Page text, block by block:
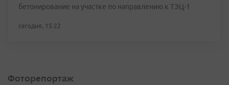
бетонирование на участке по направлению к ТЭЦ-1
сегодня, 15:22
Фоторепортаж